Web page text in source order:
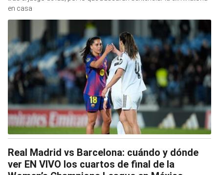
en casa
Real Madrid vs Barcelona: cuándo y dónde
ver EN VIVO los cuartos de final de la